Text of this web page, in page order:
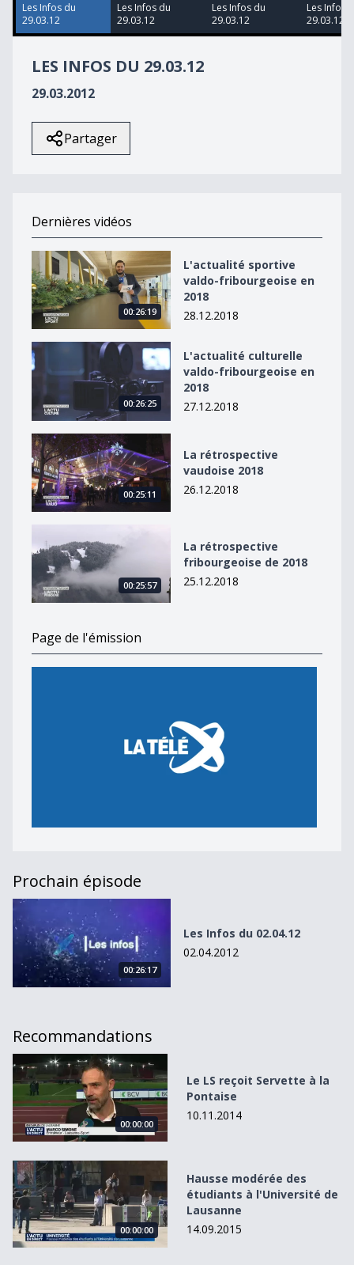
42
seconds
Les Infos du
29.03.12
Les Infos du
29.03.12
Les Infos du
29.03.12
Les Infos
29.03.12
LES INFOS DU 29.03.12
29.03.2012
Partager
Dernières vidéos
L&#039;actualité sportive valdo-fribourgeoise en 2018
00:26:19
L'actualité sportive
valdo-fribourgeoise en
2018
28.12.2018
L&#039;actualité culturelle valdo-fribourgeoise en
00:26:25
L'actualité culturelle
valdo-fribourgeoise en
2018
27.12.2018
La rétrospective vaudoise 2018
00:25:11
La rétrospective
vaudoise 2018
26.12.2018
00:25:57
La rétrospective
fribourgeoise de 2018
25.12.2018
Page de l'émission
Prochain épisode
Les Infos du 02.04.12
00:26:17
Les Infos du 02.04.12
02.04.2012
Recommandations
Le LS reçoit Servette à la Pontaise
00:00:00
Le LS reçoit Servette à la
Pontaise
10.11.2014
Hausse modérée des étudiants à l&#039;Université de
00:00:00
Hausse modérée des
étudiants à l'Université de
Lausanne
14.09.2015